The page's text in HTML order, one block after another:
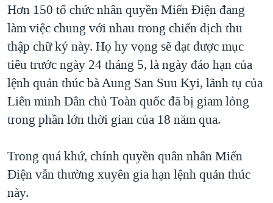
Hơn 150 tổ chức nhân quyền Miến Điện đang
làm việc chung với nhau trong chiến dịch thu
thập chữ ký này. Họ hy vọng sẽ đạt được mục
tiêu trước ngày 24 tháng 5, là ngày đáo hạn của
lệnh quản thúc bà Aung San Suu Kyi, lãnh tụ của
Liên minh Dân chủ Toàn quốc đã bị giam lỏng
trong phần lớn thời gian của 18 năm qua.
Trong quá khứ, chính quyền quân nhân Miến
Điện vẫn thường xuyên gia hạn lệnh quản thúc
này.